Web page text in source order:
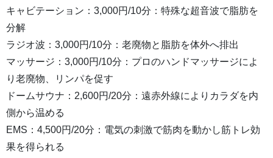
キャビテーション：3,000円/10分：特殊な超音波で脂肪を
分解
ラジオ波：3,000円/10分：老廃物と脂肪を体外へ排出
マッサージ：3,000円/10分：プロのハンドマッサージによ
り老廃物、リンパを促す
ドームサウナ：2,600円/20分：遠赤外線によりカラダを内
側から温める
EMS：4,500円/20分：電気の刺激で筋肉を動かし筋トレ効
果を得られる